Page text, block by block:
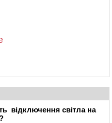
відключення світла на